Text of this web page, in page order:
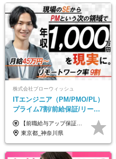
株式会社ブローウィッシュ
ITエンジニア（PM/PMO/PL）
プライム7割/前給保証/リーダ
ー経験不問/30、40代活躍中/
リモート9割
【前職給与アップ保証あり！ゆくゆくは年収800万以上も可能】 月給45万円～＋インセンティブ ※経験や適性を考慮の上、相談し決定します ※上記には固定残業代（20時間分/4万円～）が含まれます ※20時間を超過した場合は別途全額支給します ※試用期間（3ヶ月間）あり。給与・待遇に差異はございません それはより高度な案件にアサイン＆ 還元率が平均より高めのため、 これまでの給与から大幅にアップする人もいます。
東京都_神奈川県